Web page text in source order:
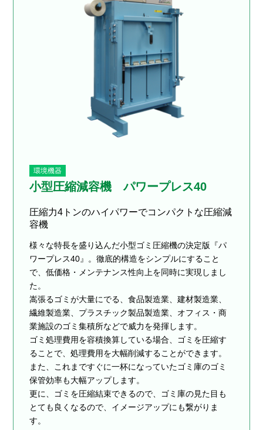
環境機器
小型圧縮減容機 パワープレス40
圧縮力4トンのハイパワーでコンパクトな圧縮減
容機
様々な特長を盛り込んだ小型ゴミ圧縮機の決定版『パ
ワープレス40』。徹底的構造をシンプルにすること
で、低価格・メンテナンス性向上を同時に実現しまし
た。
嵩張るゴミが大量にでる、食品製造業、建材製造業、
繊維製造業、プラスチック製品製造業、オフィス・商
業施設のゴミ集積所などで威力を発揮します。
ゴミ処理費用を容積換算している場合、ゴミを圧縮す
ることで、処理費用を大幅削減することができます。
また、これまですぐに一杯になっていたゴミ庫のゴミ
保管効率も大幅アップします。
更に、ゴミを圧縮結束できるので、ゴミ庫の見た目も
とても良くなるので、イメージアップにも繋がりま
す。